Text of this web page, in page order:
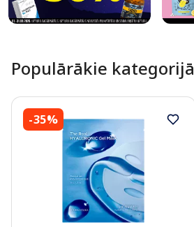
Populārākie kategorijā
-35%